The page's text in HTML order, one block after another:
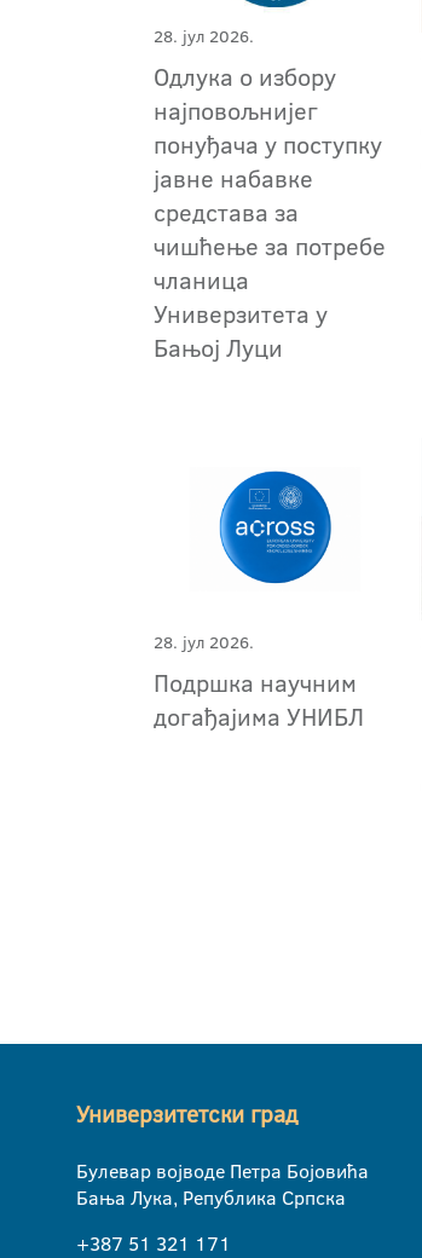
28. јул 2026.
Oдлука о избору
најповољнијег
понуђача у поступку
јавне набавке
средстава за
чишћење за потребе
чланица
Универзитета у
Бањој Луци
28. јул 2026.
Подршка научним
догађајима УНИБЛ
Универзитетски град
Булевар војводе Петра Бојовића
Бања Лука, Република Српска
+387 51 321 171